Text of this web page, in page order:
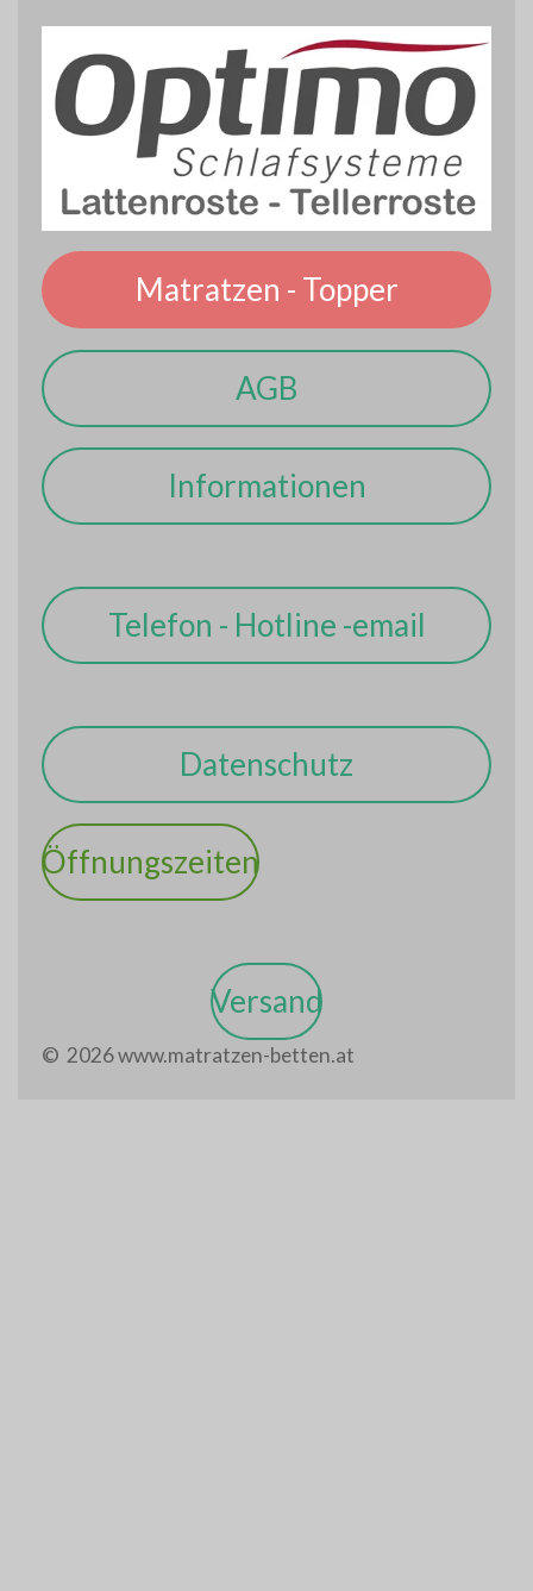
Matratzen - Topper
AGB
Informationen
Telefon - Hotline -email
Datenschutz
Öffnungszeiten
Versand
© 2026 www.matratzen-betten.at